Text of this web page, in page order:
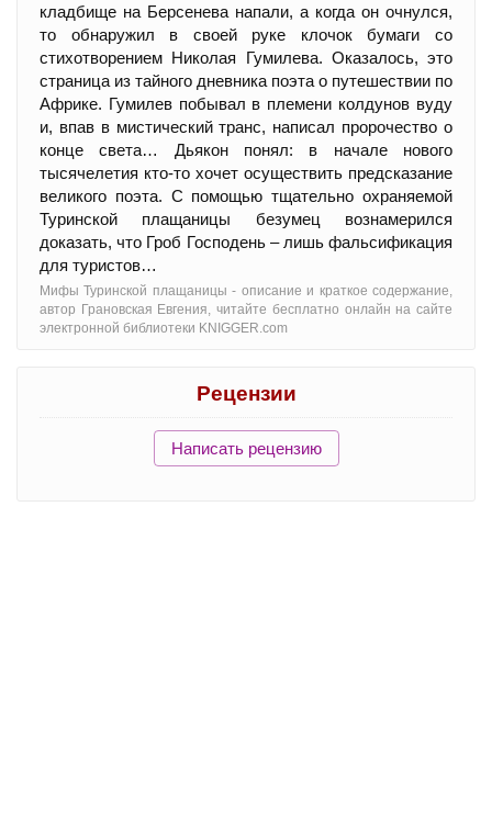
кладбище на Берсенева напали, а когда он очнулся,
то обнаружил в своей руке клочок бумаги со
стихотворением Николая Гумилева. Оказалось, это
страница из тайного дневника поэта о путешествии по
Африке. Гумилев побывал в племени колдунов вуду
и, впав в мистический транс, написал пророчество о
конце света… Дьякон понял: в начале нового
тысячелетия кто-то хочет осуществить предсказание
великого поэта. С помощью тщательно охраняемой
Туринской плащаницы безумец вознамерился
доказать, что Гроб Господень – лишь фальсификация
для туристов…
Мифы Туринской плащаницы - oписание и краткое содержание,
автор Грановская Евгения, читайте бесплатно онлайн на сайте
электронной библиотеки KNIGGER.com
Рецензии
Написать рецензию